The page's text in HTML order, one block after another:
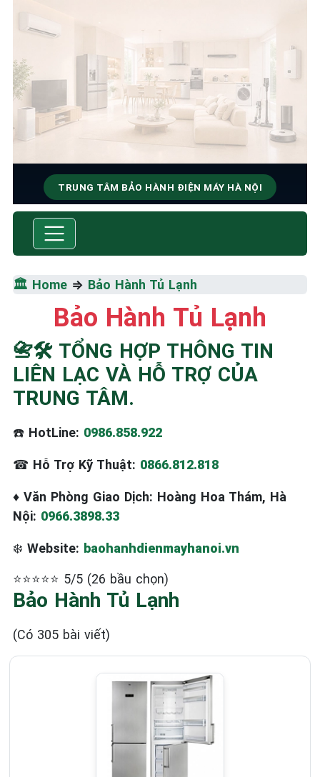
TRUNG TÂM BẢO HÀNH ĐIỆN MÁY HÀ NỘI
SỬA CHỮA & BẢO HÀNH
Tốc Độ Tối Đa • Chất Lượng Tối Ưu • Chi Phí Tối
☎️ 09.86.85.89.22
🏛️ Home ⇒ Bảo Hành Tủ Lạnh
Bảo Hành Tủ Lạnh
📇🛠️ TỔNG HỢP THÔNG TIN
LIÊN LẠC VÀ HỖ TRỢ CỦA
TRUNG TÂM.
☎️ HotLine: 0986.858.922
☎ Hỗ Trợ Kỹ Thuật: 0866.812.818
♦ Văn Phòng Giao Dịch: Hoàng Hoa Thám, Hà
Nội: 0966.3898.33
❄️ Website: baohanhdienmayhanoi.vn
⭐⭐⭐⭐⭐ 5/5 (26 bầu chọn)
Bảo Hành Tủ Lạnh
(Có 305 bài viết)